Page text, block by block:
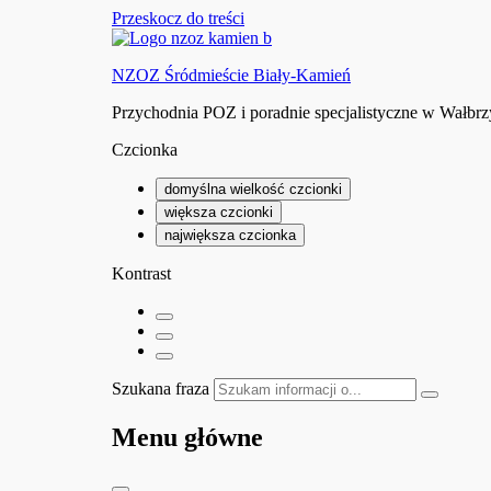
Przeskocz do treści
NZOZ Śródmieście Biały-Kamień
Przychodnia POZ i poradnie specjalistyczne w
Czcionka
domyślna wielkość czcionki
większa czcionki
największa czcionka
Kontrast
Szukana fraza
Menu główne